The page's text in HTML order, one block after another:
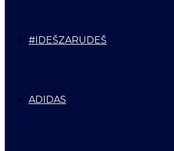
#IDEŠZARUDEŠ
ADIDAS